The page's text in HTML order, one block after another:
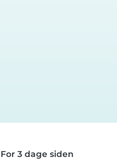
For 3 dage siden